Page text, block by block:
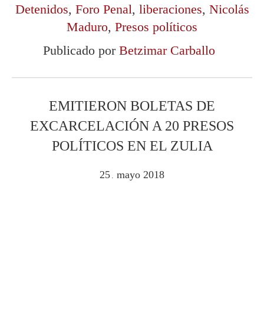
Detenidos, Foro Penal, liberaciones, Nicolás
Maduro, Presos políticos
Publicado por Betzimar Carballo
EMITIERON BOLETAS DE
EXCARCELACIÓN A 20 PRESOS
POLÍTICOS EN EL ZULIA
25 . mayo 2018